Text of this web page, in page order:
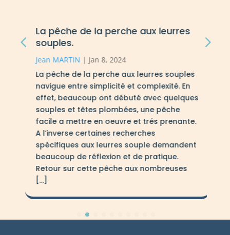
La pêche de la perche aux leurres
souples.
Jean MARTIN | Jan 8, 2024
La pêche de la perche aux leurres souples
navigue entre simplicité et complexité. En
effet, beaucoup ont débuté avec quelques
souples et têtes plombées, une pêche
facile a mettre en oeuvre et trés prenante.
A l’inverse certaines recherches
spécifiques aux leurres souple demandent
beaucoup de réflexion et de pratique.
Retour sur cette pêche aux nombreuses
[…]